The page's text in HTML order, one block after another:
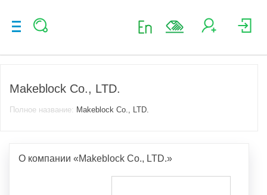
Makeblock Co., LTD.
Полное название: Makeblock Co., LTD.
О компании «Makeblock Co., LTD.»